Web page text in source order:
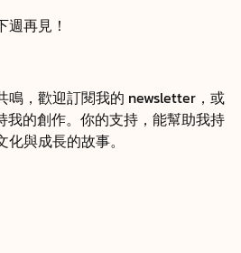
再見！
鳴，歡迎訂閱我的 newsletter，或
我的創作。你的支持，能幫助我持
與成長的故事。